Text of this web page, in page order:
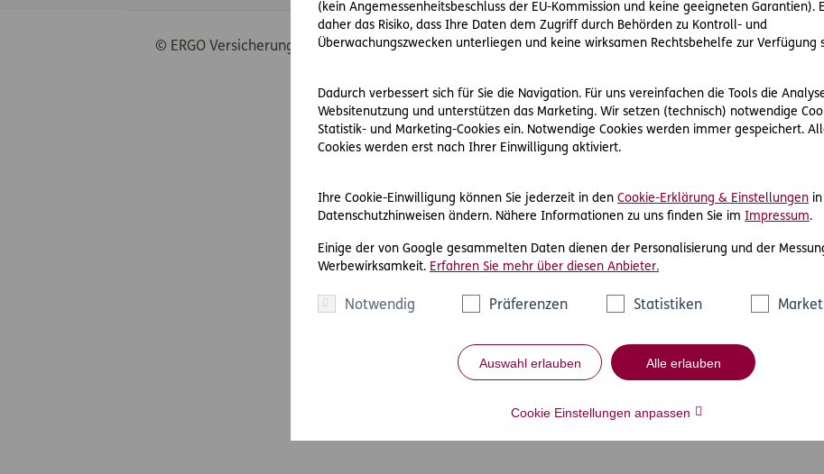
(kein Angemessenheitsbeschluss der EU-Kommission und keine geeigneten Garantien).
daher das Risiko, dass Ihre Daten dem Zugriff durch Behörden zu Kontroll- und
Überwachungszwecken unterliegen und keine wirksamen Rechtsbehelfe zur Verfügung
Dadurch verbessert sich für Sie die Navigation. Für uns vereinfachen die Tools die
Websitenutzung und unterstützen das Marketing. Wir setzen (technisch) notwendige
Statistik- und Marketing-Cookies ein. Notwendige Cookies werden immer gespeichert.
Cookies werden erst nach Ihrer Einwilligung aktiviert.
Ihre Cookie-Einwilligung können Sie jederzeit in den Cookie-Erklärung & Einstellungen
Datenschutzhinweisen ändern. Nähere Informationen zu uns finden Sie im Impressum.
Einige der von Google gesammelten Daten dienen der Personalisierung und der
Werbewirksamkeit. Erfahren Sie mehr über diesen Anbieter.
Notwendig Präferenzen Statistiken
Auswahl erlauben Alle erlauben
Cookie Einstellungen anpassen
© ERGO Versicherung Aktiengesellschaft Barrierefreiheit Impressum